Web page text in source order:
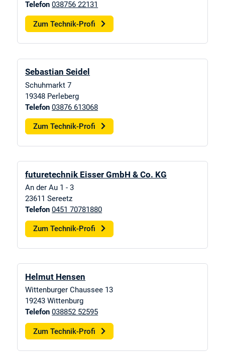
Telefon 038756 22131
Zum Technik-Profi
Sebastian Seidel
Schuhmarkt 7
19348 Perleberg
Telefon 03876 613068
Zum Technik-Profi
futuretechnik Eisser GmbH & Co. KG
An der Au 1 - 3
23611 Sereetz
Telefon 0451 70781880
Zum Technik-Profi
Helmut Hensen
Wittenburger Chaussee 13
19243 Wittenburg
Telefon 038852 52595
Zum Technik-Profi